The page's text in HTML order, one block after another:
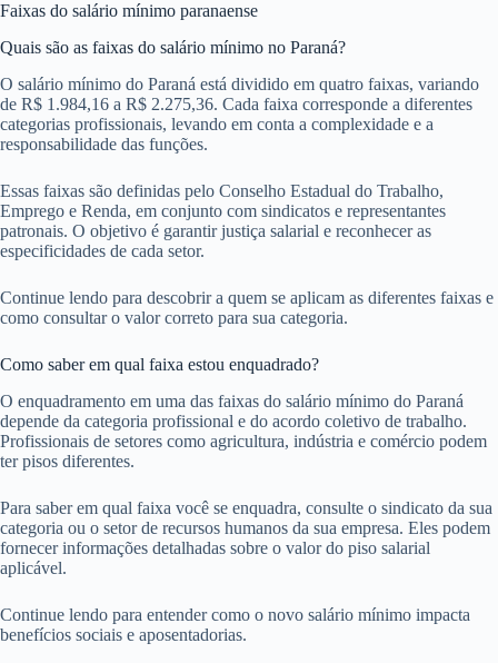
Faixas do salário mínimo paranaense
Quais são as faixas do salário mínimo no Paraná?
O salário mínimo do Paraná está dividido em quatro faixas, variando
de R$ 1.984,16 a R$ 2.275,36. Cada faixa corresponde a diferentes
categorias profissionais, levando em conta a complexidade e a
responsabilidade das funções.
Essas faixas são definidas pelo Conselho Estadual do Trabalho,
Emprego e Renda, em conjunto com sindicatos e representantes
patronais. O objetivo é garantir justiça salarial e reconhecer as
especificidades de cada setor.
Continue lendo para descobrir a quem se aplicam as diferentes faixas e
como consultar o valor correto para sua categoria.
Como saber em qual faixa estou enquadrado?
O enquadramento em uma das faixas do salário mínimo do Paraná
depende da categoria profissional e do acordo coletivo de trabalho.
Profissionais de setores como agricultura, indústria e comércio podem
ter pisos diferentes.
Para saber em qual faixa você se enquadra, consulte o sindicato da sua
categoria ou o setor de recursos humanos da sua empresa. Eles podem
fornecer informações detalhadas sobre o valor do piso salarial
aplicável.
Continue lendo para entender como o novo salário mínimo impacta
benefícios sociais e aposentadorias.